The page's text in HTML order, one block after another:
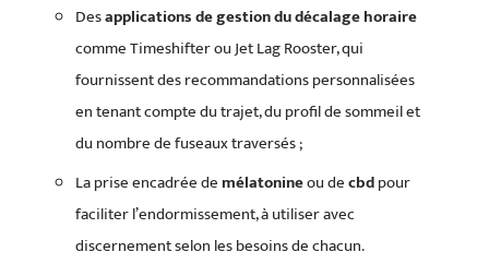
Desapplications de gestion du décalage horaire
comme Timeshifter ou Jet Lag Rooster, qui
fournissent des recommandations personnalisées
en tenant compte du trajet, du profil de sommeil et
du nombre de fuseaux traversés ;
La prise encadrée de mélatonineou decbdpour
faciliter l’endormissement, à utiliser avec
discernement selon les besoins de chacun.